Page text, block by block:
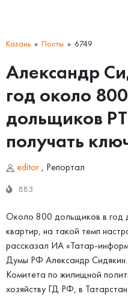
Казань Посты 6749
Александр
год около
дольщиков
получать
editor , Репортал
883
Около 800 дольщиков в год
квартир, на такой темп
рассказал ИА «Татар-
Думы РФ Александр
Комитета по жилищной
хозяйству ГД РФ, в